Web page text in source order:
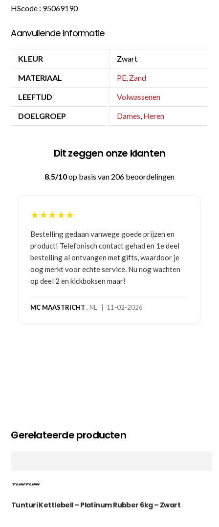
HScode : 95069190
Aanvullende informatie
KLEUR Zwart
MATERIAAL PE, Zand
LEEFTIJD Volwassenen
DOELGROEP Dames, Heren
Dit zeggen onze klanten
8.5/10op basis van 206 beoordelingen
★★★★★
Bestelling gedaan vanwege goede prijzen en
product! Telefonisch contact gehad en 1e deel
bestelling al ontvangen met gifts, waardoor je
oog merkt voor echte service. Nu nog wachten
op deel 2 en kickboksen maar!
MC MAASTRICHT , NL | 11-02-2026
Gerelateerde producten
Tunturi Kettlebell – Platinum Rubber 6kg – Zwart